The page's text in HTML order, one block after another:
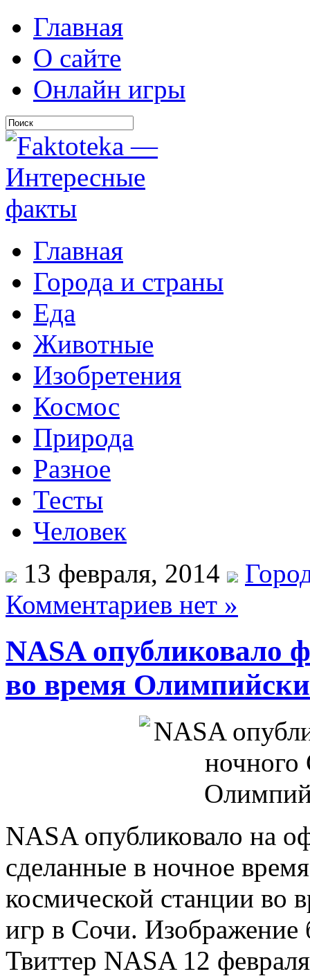
Главная
О сайте
Онлайн игры
Главная
Города и страны
Еда
Животные
Изобретения
Космос
Природа
Разное
Тесты
Человек
13 февраля, 2014
Комментариев нет »
NASA опубликовало
во время
NASA опубликовало на
сделанные в ночное
космической станции во
игр в Сочи. Изображение
Твиттер NASA 12